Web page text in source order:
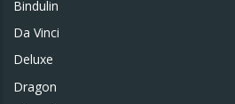
Bindulin
Da Vinci
Deluxe
Dragon